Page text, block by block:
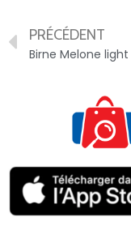
PRÉCÉDENT